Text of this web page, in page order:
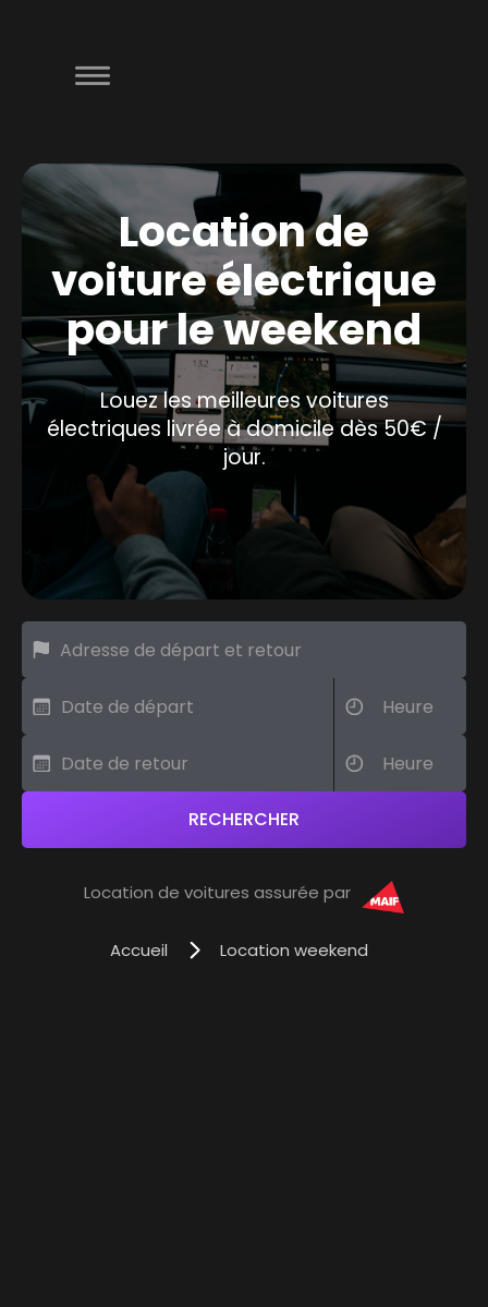
Location de
voiture électrique
pour le weekend
Louez les meilleures voitures
électriques livrée à domicile dès 50€ /
jour.
Location de voitures assurée par
Accueil Location weekend